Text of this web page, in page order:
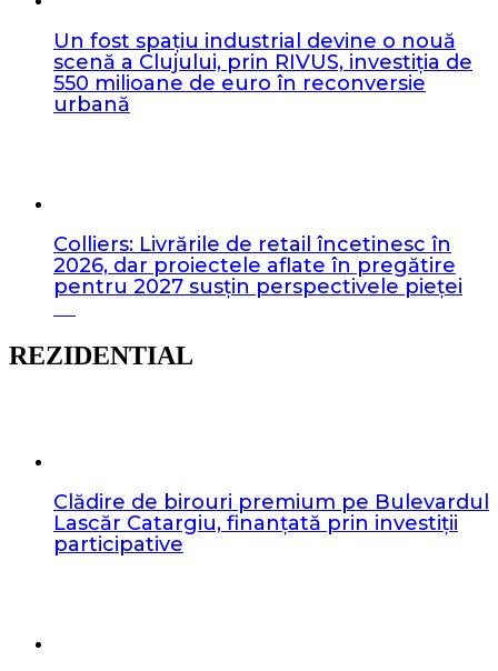
Un fost spațiu industrial devine o nouă
scenă a Clujului, prin RIVUS, investiția de
550 milioane de euro în reconversie
urbană
Colliers: Livrările de retail încetinesc în
2026, dar proiectele aflate în pregătire
pentru 2027 susțin perspectivele pieței
REZIDENTIAL
Clădire de birouri premium pe Bulevardul
Lascăr Catargiu, finanțată prin investiții
participative